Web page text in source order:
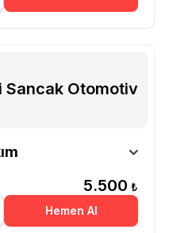
Sancak Otomotiv
5.500 ₺
Hemen Al